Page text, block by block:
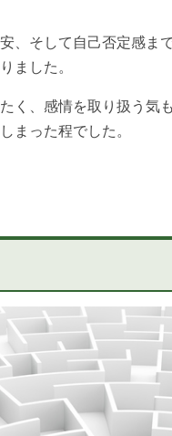
、そして自己否定感ま
ました。
く、感情を取り扱う気
まった程でした。